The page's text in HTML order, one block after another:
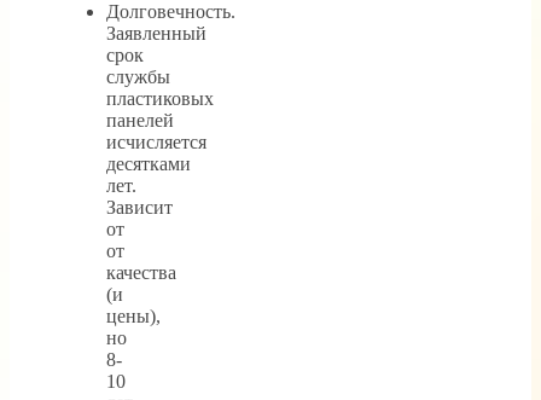
Долговечность.
Заявленный
срок
службы
пластиковых
панелей
исчисляется
десятками
лет.
Зависит
от
от
качества
(и
цены),
но
8-
10